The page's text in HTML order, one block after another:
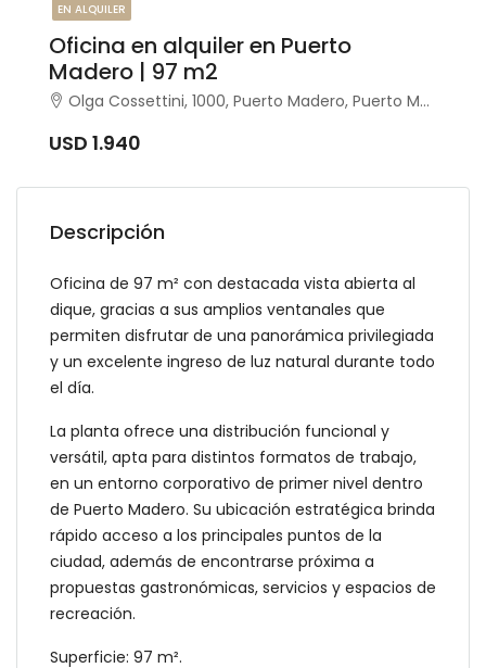
EN ALQUILER
Oficina en alquiler en Puerto
Madero | 97 m2
Olga Cossettini, 1000, Puerto Madero, Puerto Madero, Capital Federal
USD 1.940
Descripción
Oficina de 97 m² con destacada vista abierta al
dique, gracias a sus amplios ventanales que
permiten disfrutar de una panorámica privilegiada
y un excelente ingreso de luz natural durante todo
el día.
La planta ofrece una distribución funcional y
versátil, apta para distintos formatos de trabajo,
en un entorno corporativo de primer nivel dentro
de Puerto Madero. Su ubicación estratégica brinda
rápido acceso a los principales puntos de la
ciudad, además de encontrarse próxima a
propuestas gastronómicas, servicios y espacios de
recreación.
Superficie: 97 m².